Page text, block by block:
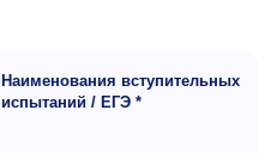
Наименования вступительных
испытаний / ЕГЭ *